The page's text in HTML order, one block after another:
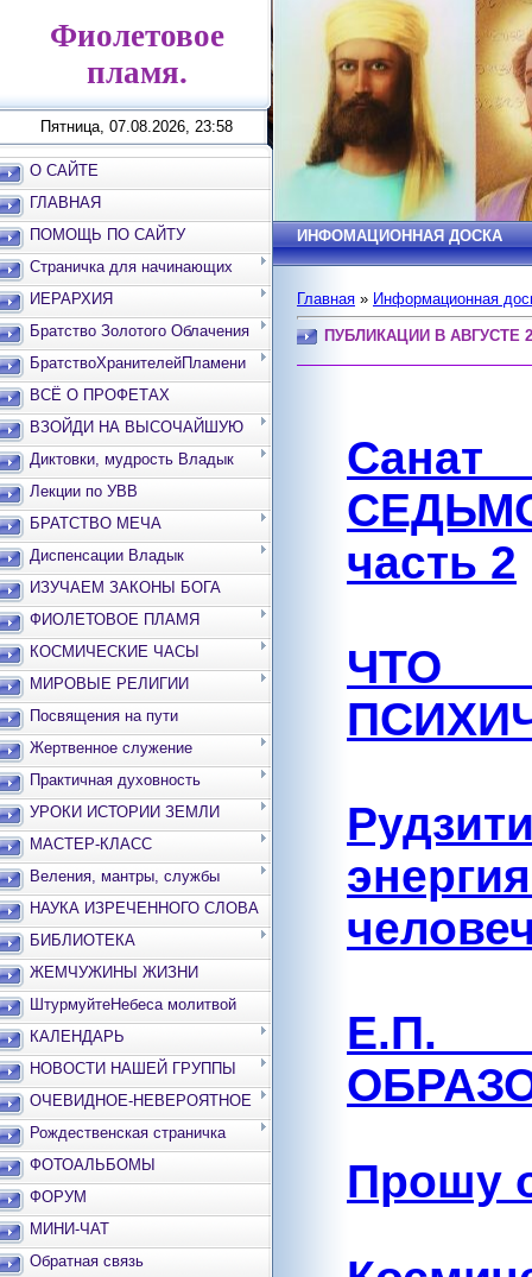
Фиолетовое
пламя.
Пятница, 07.08.2026, 23:58
О САЙТЕ
ГЛАВНАЯ
ПОМОЩЬ ПО САЙТУ
Страничка для начинающих
ИЕРАРХИЯ
Братство Золотого Облачения
БратствоХранителейПламени
ВСЁ О ПРОФЕТАХ
ВЗОЙДИ НА ВЫСОЧАЙШУЮ
ВЕРШИНУ
Диктовки, мудрость Владык
Лекции по УВВ
БРАТСТВО МЕЧА
Диспенсации Владык
ИЗУЧАЕМ ЗАКОНЫ БОГА
ФИОЛЕТОВОЕ ПЛАМЯ
КОСМИЧЕСКИЕ ЧАСЫ
МИРОВЫЕ РЕЛИГИИ
Посвящения на пути
Жертвенное служение
Практичная духовность
УРОКИ ИСТОРИИ ЗЕМЛИ
МАСТЕР-КЛАСС
Веления, мантры, службы
НАУКА ИЗРЕЧЕННОГО СЛОВА
БИБЛИОТЕКА
ЖЕМЧУЖИНЫ ЖИЗНИ
ШтурмуйтеНебеса молитвой
КАЛЕНДАРЬ
НОВОСТИ НАШЕЙ ГРУППЫ
ОЧЕВИДНОЕ-НЕВЕРОЯТНОЕ
Рождественская страничка
ФОТОАЛЬБОМЫ
ФОРУМ
МИНИ-ЧАТ
Обратная связь
ИНФОМАЦИОННАЯ ДОСКА
Главная » Информационная
ПУБЛИКАЦИИ В АВГУСТЕ
часть 2
Е.П.
Прошу